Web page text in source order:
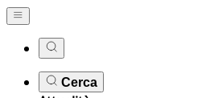
Cerca